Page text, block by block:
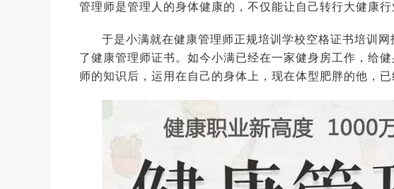
管理师是管理人的身体健康的，不仅能让自己转行大健康
于是小满就在健康管理师正规培训学校空格证书培训
了健康管理师证书。如今小满已经在一家健身房工作，给
师的知识后，运用在自己的身体上，现在体型肥胖的他，已